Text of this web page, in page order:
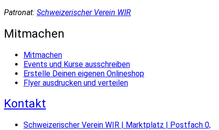
Patronat: Schweizerischer Verein WIR
Mitmachen
Mitmachen
Events und Kurse ausschreiben
Erstelle Deinen eigenen Onlineshop
Flyer ausdrucken und verteilen
Kontakt
Schweizerischer Verein WIR | Marktplatz | Postfach 0,